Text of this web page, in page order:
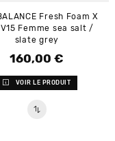
Fresh Foam X
Femme sea salt /
slate grey
Prix
160,00 €
VOIR LE PRODUIT